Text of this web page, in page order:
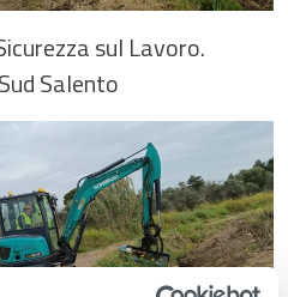
sul Lavoro.
Salento